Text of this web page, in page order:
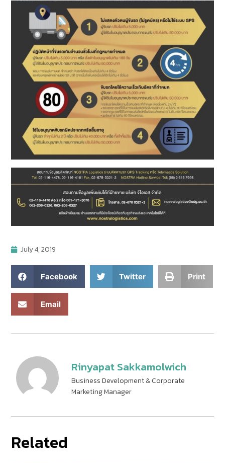
July 4, 2019
Facebook Twitter Print
Email
Rinyapat Sakkamolwich
Business Development & Corporate
Marketing Manager
Related